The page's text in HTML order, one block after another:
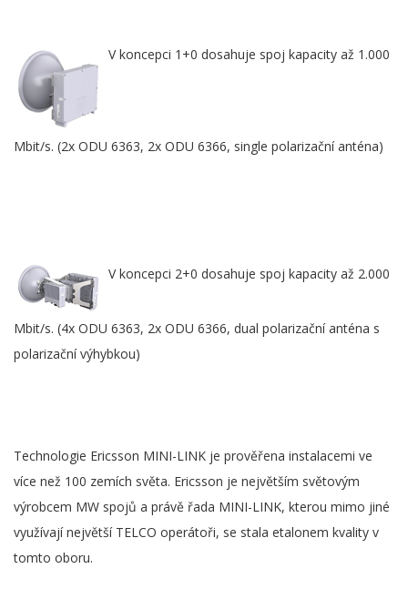
V koncepci 1+0 dosahuje spoj kapacity až 1.000
Mbit/s. (2x ODU 6363, 2x ODU 6366, single polarizační anténa)
V koncepci 2+0 dosahuje spoj kapacity až 2.000
Mbit/s. (4x ODU 6363, 2x ODU 6366, dual polarizační anténa s
polarizační výhybkou)
Technologie Ericsson MINI-LINK je prověřena instalacemi ve
více než 100 zemích světa. Ericsson je největším světovým
výrobcem MW spojů a právě řada MINI-LINK, kterou mimo jiné
využívají největší TELCO operátoři, se stala etalonem kvality v
tomto oboru.